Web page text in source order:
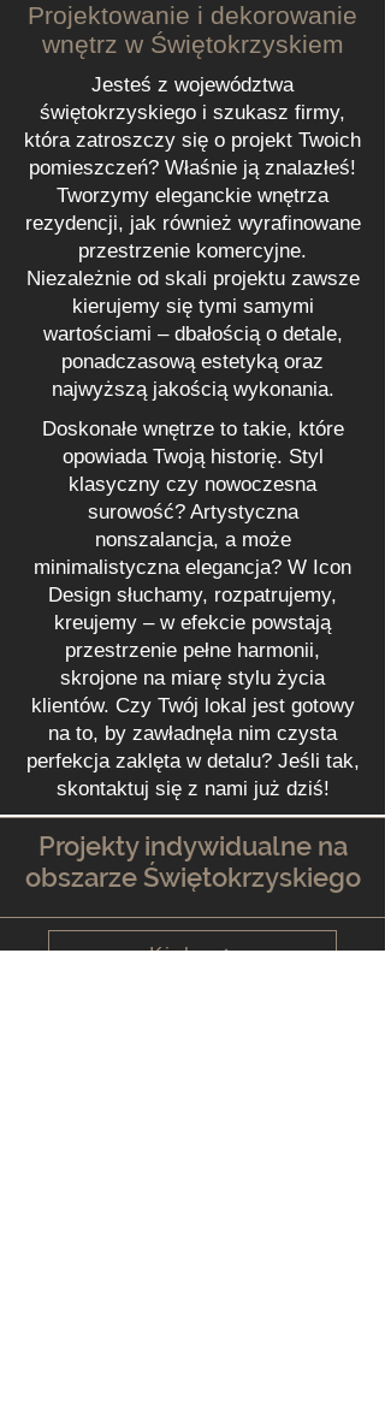
Projektowanie i dekorowanie
wnętrz w Świętokrzyskiem
Jesteś z województwa
świętokrzyskiego i szukasz firmy,
która zatroszczy się o projekt Twoich
pomieszczeń? Właśnie ją znalazłeś!
Tworzymy eleganckie wnętrza
rezydencji, jak również wyrafinowane
przestrzenie komercyjne.
Niezależnie od skali projektu zawsze
kierujemy się tymi samymi
wartościami – dbałością o detale,
ponadczasową estetyką oraz
najwyższą jakością wykonania.
Doskonałe wnętrze to takie, które
opowiada Twoją historię. Styl
klasyczny czy nowoczesna
surowość? Artystyczna
nonszalancja, a może
minimalistyczna elegancja? W Icon
Design słuchamy, rozpatrujemy,
kreujemy – w efekcie powstają
przestrzenie pełne harmonii,
skrojone na miarę stylu życia
klientów. Czy Twój lokal jest gotowy
na to, by zawładnęła nim czysta
perfekcja zaklęta w detalu? Jeśli tak,
skontaktuj się z nami już dziś!
Projekty indywidualne na
obszarze Świętokrzyskiego
Kielce